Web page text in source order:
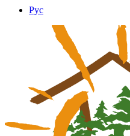
Рус